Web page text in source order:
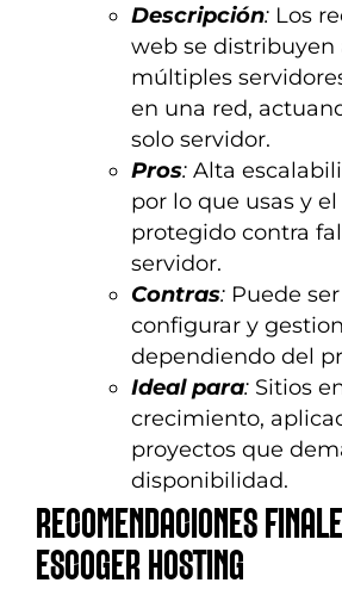
Descripción: Los
web se distribuyen
múltiples
en una red,
solo servidor.
Pros: Alta
por lo que usas y
protegido contra
servidor.
Contras: Puede
configurar y
dependiendo del
Ideal para: Sitios
crecimiento,
proyectos que
disponibilidad.
RECOMENDACIONES
ESCOGER HOSTING